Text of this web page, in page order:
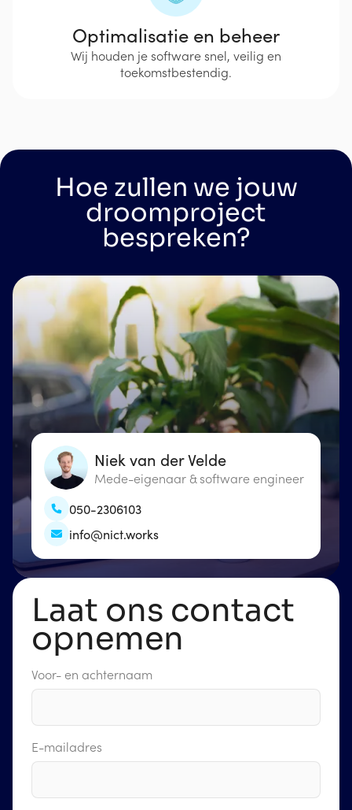
Optimalisatie en beheer
Wij houden je software snel, veilig en
toekomstbestendig.
Hoe zullen we jouw
droomproject
bespreken?
Niek van der Velde
Mede-eigenaar & software engineer
050-2306103
info@nict.works
Laat ons contact
opnemen
Voor- en achternaam
E-mailadres